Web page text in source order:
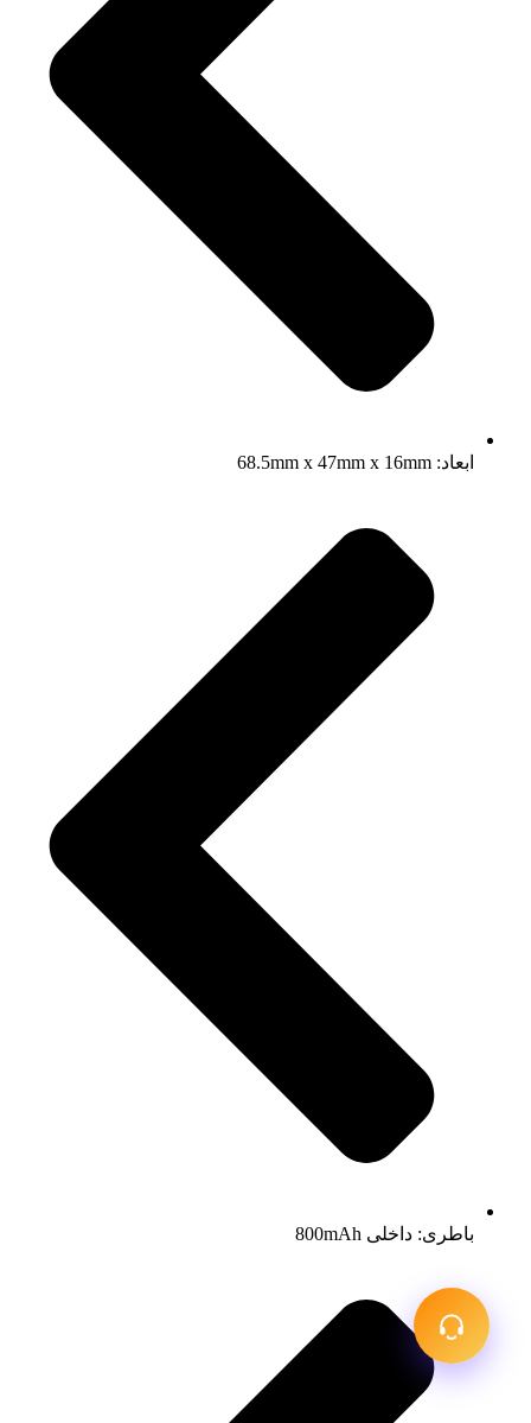
ابعاد: 68.5mm x 47mm x 16mm
باطری: داخلی 800mAh